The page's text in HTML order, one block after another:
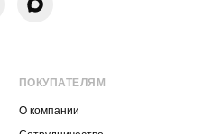
ПОКУПАТЕЛЯМ
О компании